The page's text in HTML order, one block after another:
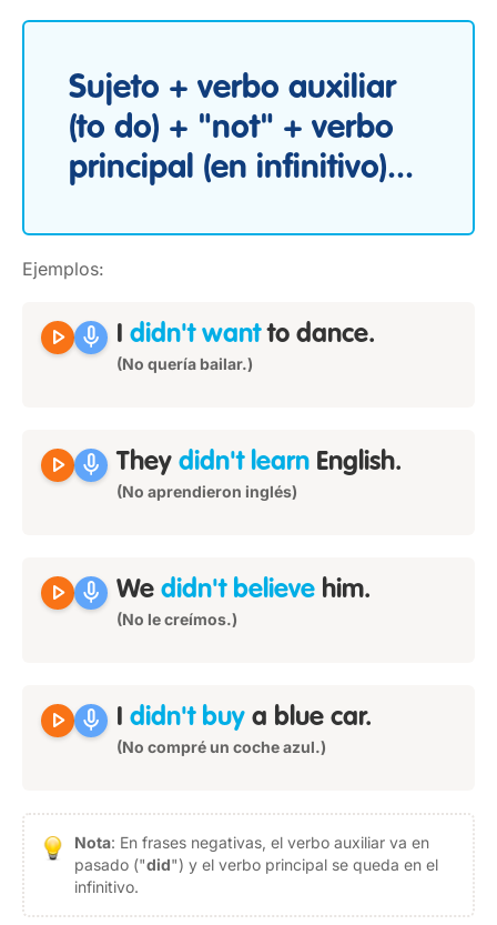
Sujeto + verbo auxiliar
(to do) + "not" + verbo
principal (en infinitivo)...
Ejemplos:
play_arrow mic I didn't wantto dance.
(No quería bailar.)
play_arrow mic They didn't learn English.
(No aprendieron inglés)
play_arrow mic We didn't believe him.
(No le creímos.)
play_arrow mic I didn't buy a blue car.
(No compré un coche azul.)
Nota: En frases negativas, el verbo auxiliar va en
pasado ("did") y el verbo principal se queda en el
infinitivo.